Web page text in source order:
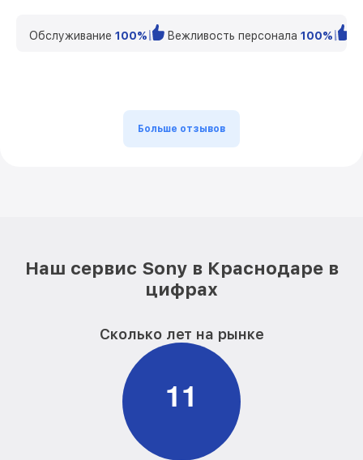
Обслуживание 100% Вежливость персонала 100%
Больше отзывов
Наш сервис Sony в Краснодаре в
цифрах
Сколько лет на рынке
11